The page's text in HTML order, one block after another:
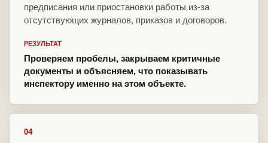
предписания или приостановки работы из-за
отсутствующих журналов, приказов и договоров.
РЕЗУЛЬТАТ
Проверяем пробелы, закрываем критичные
документы и объясняем, что показывать
инспектору именно на этом объекте.
04